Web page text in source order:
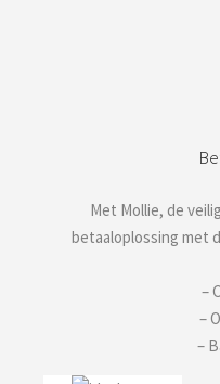
Met Mollie, de
betaaloplossing met
–
–
–